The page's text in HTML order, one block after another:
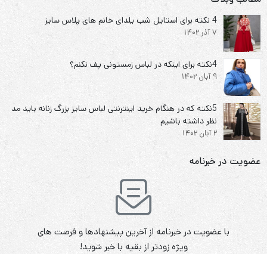
4 نکته برای استایل شب یلدای خانم های پلاس سایز
7 آذر 1402
4نکته برای اینکه در لباس زمستونی پف نکنم؟
9 آبان 1402
5نکته که در هنگام خرید اینترنتی لباس سایز بزرگ زنانه باید مد
نظر داشته باشیم
2 آبان 1402
عضویت در خبرنامه
با عضویت در خبرنامه از آخرین پیشنهادها و فرصت های
ویژه زودتر از بقیه با خبر شوید!